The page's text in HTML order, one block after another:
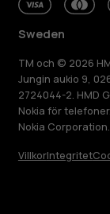
Sweden
TM och © 2026
Jungin aukio 9,
2724044-2. HMD
Nokia för
Nokia Corporation.
VillkorIntegritet